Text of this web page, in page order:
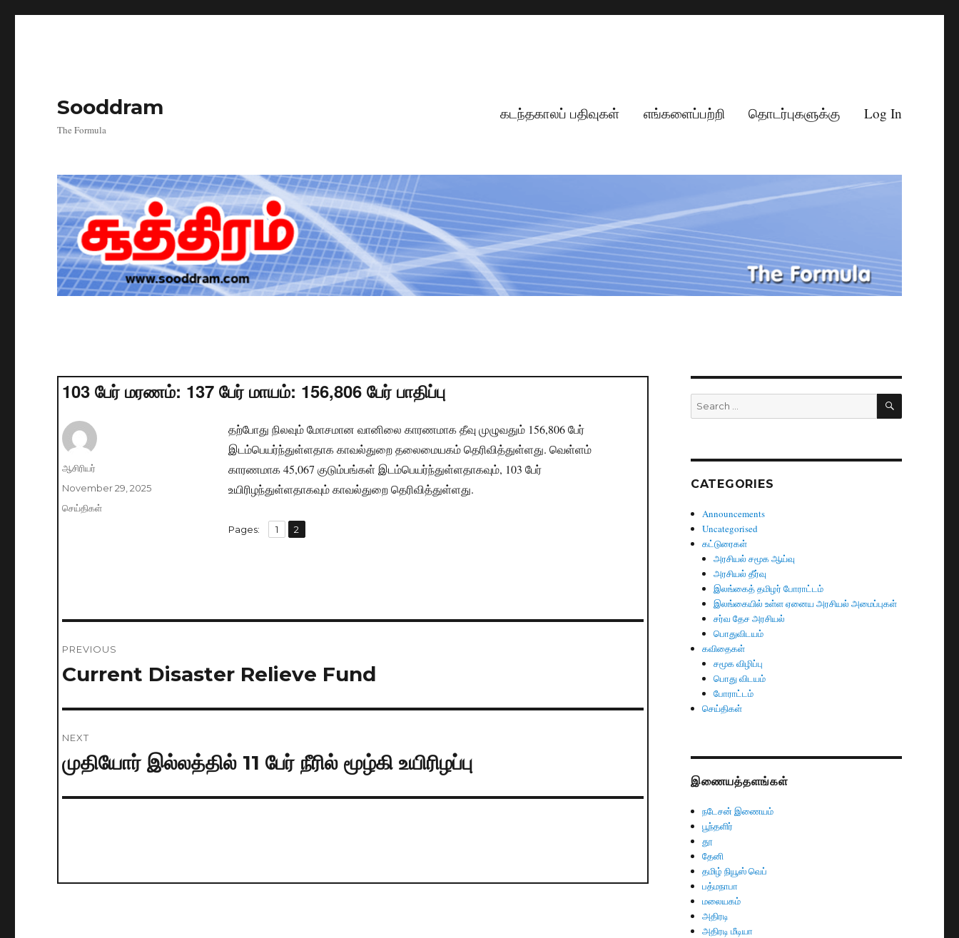
Sooddram
The Formula
கடந்தகாலப் பதிவுகள் எங்களைப்பற்றி தொடர்புகளுக்கு Log In
103 பேர் மரணம்: 137 பேர் மாயம்: 156,806 பேர் பாதிப்பு
தற்போது நிலவும் மோசமான வானிலை காரணமாக தீவு முழுவதும் 156,806 பேர்
இடம்பெயர்ந்துள்ளதாக காவல்துறை தலைமையகம் தெரிவித்துள்ளது. வெள்ளம்
காரணமாக 45,067 குடும்பங்கள் இடம்பெயர்ந்துள்ளதாகவும், 103 பேர்
உயிரிழந்துள்ளதாகவும் காவல்துறை தெரிவித்துள்ளது.
Pages: Page
1 ,
Page
2
Author
ஆசிரியர்
Posted
on
November 29, 2025
Categories
செய்திகள்
navigation
PREVIOUS
Previous
Current Disaster Relieve Fund
NEXT
Next
post:
முதியோர் இல்லத்தில் 11 பேர் நீரில் மூழ்கி உயிரிழப்பு
Search
for:
SEARCH
CATEGORIES
Announcements
Uncategorised
கட்டுரைகள்
அரசியல் சமூக ஆய்வு
அரசியல் தீர்வு
இலங்கைத் தமிழர் போராட்டம்
இலங்கையில் உள்ள ஏனைய அரசியல் அமைப்புகள்
சர்வ தேச அரசியல்
பொதுவிடயம்
கவிதைகள்
சமூக விழிப்பு
பொது விடயம்
போராட்டம்
செய்திகள்
இணையத்தளங்கள்
நடேசன் இணையம்
பூந்தளிர்
தூ
தேனி
தமிழ் நியூஸ் வெப்
பத்மநாபா
மலையகம்
அதிரடி
அதிரடி மீடியா